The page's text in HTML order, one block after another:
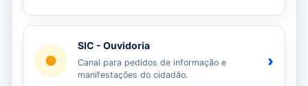
SIC - Ouvidoria
Canal para pedidos de informação e
manifestações do cidadão.
›